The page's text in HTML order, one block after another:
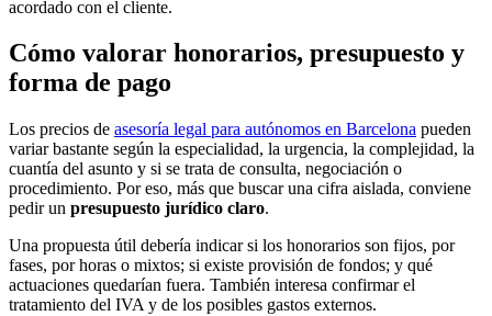
acordado con el cliente.
Cómo valorar honorarios, presupuesto y
forma de pago
Los precios de asesoría legal para autónomos en Barcelona pueden
variar bastante según la especialidad, la urgencia, la complejidad, la
cuantía del asunto y si se trata de consulta, negociación o
procedimiento. Por eso, más que buscar una cifra aislada, conviene
pedir un presupuesto jurídico claro.
Una propuesta útil debería indicar si los honorarios son fijos, por
fases, por horas o mixtos; si existe provisión de fondos; y qué
actuaciones quedarían fuera. También interesa confirmar el
tratamiento del IVA y de los posibles gastos externos.